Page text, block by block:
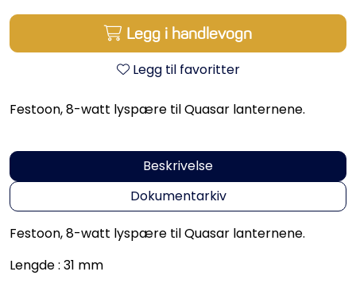
Legg i handlevogn
Legg til favoritter
Festoon, 8-watt lyspære til Quasar lanternene.
Beskrivelse
Dokumentarkiv
Festoon, 8-watt lyspære til Quasar lanternene.
Lengde : 31 mm